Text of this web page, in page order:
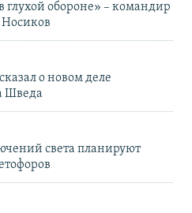
обороне» – командир
о новом деле
Шведа
света планируют